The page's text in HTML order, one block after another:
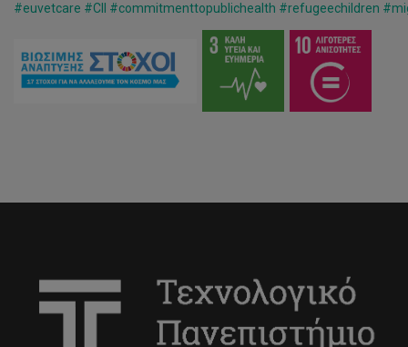
#euvetcare #CII #commitmenttopublichealth #refugeechildren